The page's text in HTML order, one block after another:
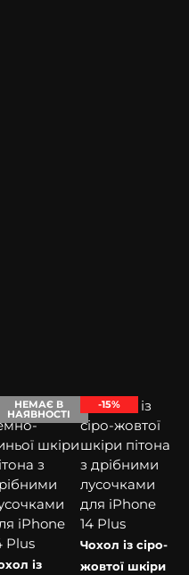
завжди вигідно та
НЕМАЄ В
НАЯВНОСТІ
із
-15%
Чохол із сіро-
жовтої шкіри